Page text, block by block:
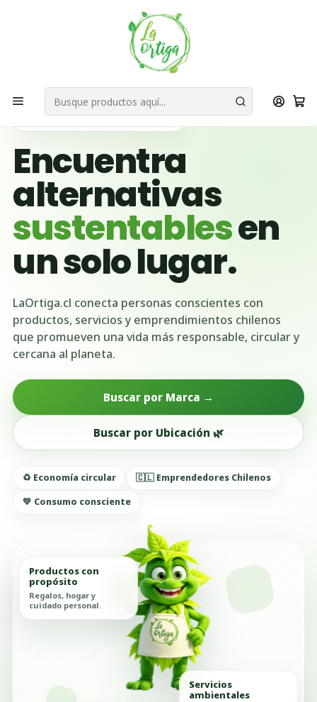
Bienvenid@s a quienes quieren un planeta más verde...
Nuestra Misión
Ubicación Emprendedores
Coelemu
🌱 BUSCADOR VERDE DE CHILE
Encuentra
alternativas
sustentablesen
un solo lugar.
LaOrtiga.cl conecta personas conscientes con
productos, servicios y emprendimientos chilenos
que promueven una vida más responsable, circular y
cercana al planeta.
Buscar por Marca →
Buscar por Ubicación 🌿
♻️ Economía circular
🇨🇱 Emprendedores Chilenos
💚 Consumo consciente
Productos con
propósito
Regalos, hogar y
cuidado personal.
Servicios
ambientales